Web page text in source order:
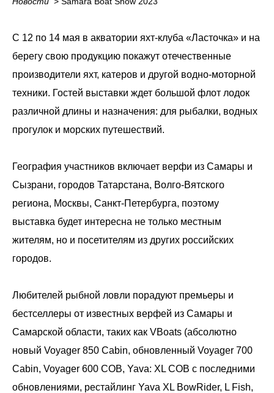
С 12 по 14 мая в акватории яхт-клуба «Ласточка» и на
берегу свою продукцию покажут отечественные
производители яхт, катеров и другой водно-моторной
техники. Гостей выставки ждет большой флот лодок
различной длины и назначения: для рыбалки, водных
прогулок и морских путешествий.
География участников включает верфи из Самары и
Сызрани, городов Татарстана, Волго-Вятского
региона, Москвы, Санкт-Петербурга, поэтому
выставка будет интересна не только местным
жителям, но и посетителям из других российских
городов.
Любителей рыбной ловли порадуют премьеры и
бестселлеры от известных верфей из Самары и
Самарской области, таких как VBoats (абсолютно
новый Voyager 850 Cabin, обновленный Voyager 700
Cabin, Voyager 600 COB, Yava: XL COB с последними
обновлениями, рестайлинг Yava XL BowRider, L Fish,